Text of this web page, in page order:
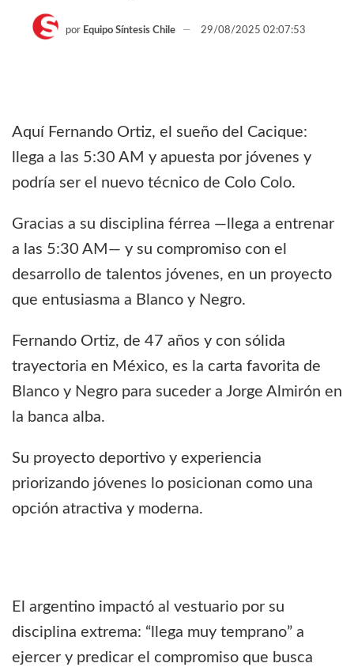
por Equipo Síntesis Chile 29/08/2025 02:07:53
Aquí Fernando Ortiz, el sueño del Cacique:
llega a las 5:30 AM y apuesta por jóvenes y
podría ser el nuevo técnico de Colo Colo.
Gracias a su disciplina férrea —llega a entrenar
a las 5:30 AM— y su compromiso con el
desarrollo de talentos jóvenes, en un proyecto
que entusiasma a Blanco y Negro.
Fernando Ortiz, de 47 años y con sólida
trayectoria en México, es la carta favorita de
Blanco y Negro para suceder a Jorge Almirón en
la banca alba.
Su proyecto deportivo y experiencia
priorizando jóvenes lo posicionan como una
opción atractiva y moderna.
El argentino impactó al vestuario por su
disciplina extrema: “llega muy temprano” a
ejercer y predicar el compromiso que busca